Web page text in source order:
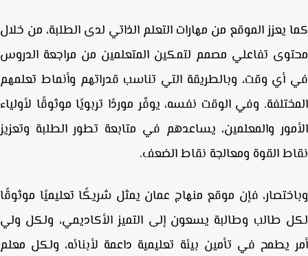
يعزز الموقع من مهاراتالتعلم الذاتيلدى الطلبة، من خلال
تفاعلي مصمم لتمكين المتعلمين من مراجعة الدروس
وقت، وبالطريقة التي تناسب قدراتهم وأنماط تعلمهم
وفي الوقت نفسه، يوفّرموردًا تربويًا موثوقًا لأولياء
والمعلمين، يساعدهم في متابعة تطور الطلبة وتعزيز
القوة ومعالجة نقاط الضعف.
فإنموقع منهاج عمانيمثل شريكًا تعليميًا موثوقًا
طالب وطالبة يسعون إلى التميز الأكاديمي، ولكل ولي
يطمح في تأمين بيئة تعليمية داعمة لأبنائه، ولكل معلم